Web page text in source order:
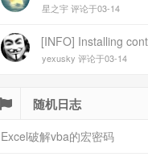
星之宇 评论于03-14
yexusky 评论于03-14
随机日志
Excel破解vba的宏密码